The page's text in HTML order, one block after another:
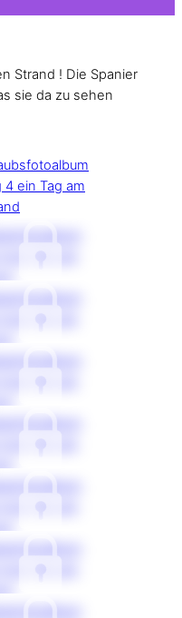
Strand ! Die Spanier
sie da zu sehen